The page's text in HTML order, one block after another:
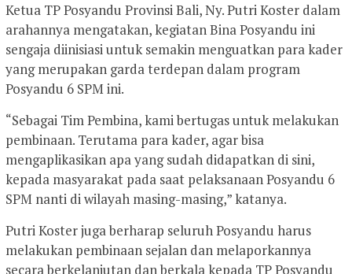
Ketua TP Posyandu Provinsi Bali, Ny. Putri Koster dalam
arahannya mengatakan, kegiatan Bina Posyandu ini
sengaja diinisiasi untuk semakin menguatkan para kader
yang merupakan garda terdepan dalam program
Posyandu 6 SPM ini.
“Sebagai Tim Pembina, kami bertugas untuk melakukan
pembinaan. Terutama para kader, agar bisa
mengaplikasikan apa yang sudah didapatkan di sini,
kepada masyarakat pada saat pelaksanaan Posyandu 6
SPM nanti di wilayah masing-masing,” katanya.
Putri Koster juga berharap seluruh Posyandu harus
melakukan pembinaan sejalan dan melaporkannya
secara berkelanjutan dan berkala kepada TP Posyandu